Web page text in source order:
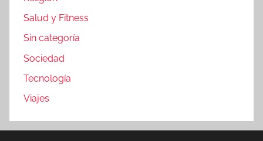
Salud y Fitness
Sin categoría
Sociedad
Tecnología
Viajes